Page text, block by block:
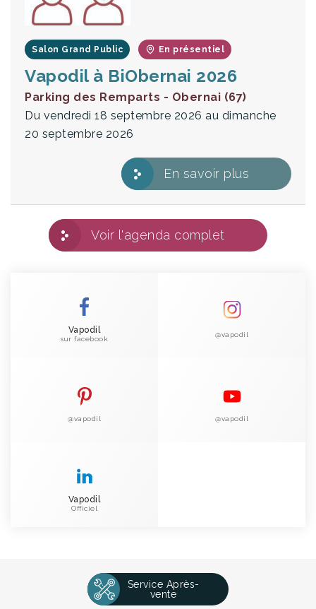
Salon Grand Public En présentiel
Vapodil à BiObernai 2026
Parking des Remparts - Obernai (67)
Du vendredi 18 septembre 2026 au dimanche
20 septembre 2026
En savoir plus
Voir l'agenda complet
Vapodil
sur facebook @vapodil
@vapodil @vapodil
Vapodil
Officiel
Service Après-
vente